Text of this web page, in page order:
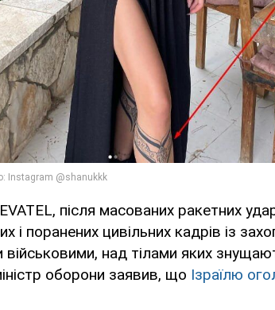
після масованих ракетних
і поранених цивільних кадрів із
військовими, над тілами яких
оборони заявив, що Ізраїлю